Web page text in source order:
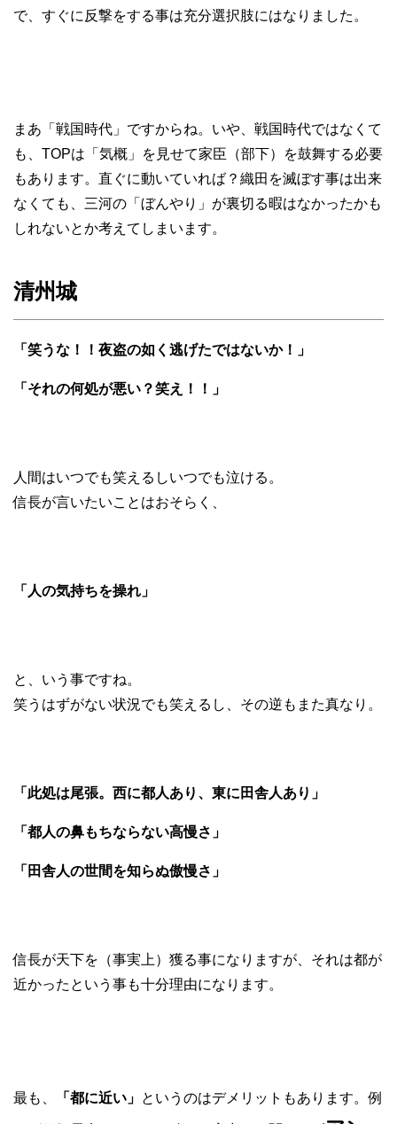
で、すぐに反撃をする事は充分選択肢にはなりました。
まあ「戦国時代」ですからね。いや、戦国時代ではなくて
も、TOPは「気概」を見せて家臣（部下）を鼓舞する必要
もあります。直ぐに動いていれば？織田を滅ぼす事は出来
なくても、三河の「ぼんやり」が裏切る暇はなかったかも
しれないとか考えてしまいます。
清州城
「笑うな！！夜盗の如く逃げたではないか！」
「それの何処が悪い？笑え！！」
人間はいつでも笑えるしいつでも泣ける。
信長が言いたいことはおそらく、
「人の気持ちを操れ」
と、いう事ですね。
笑うはずがない状況でも笑えるし、その逆もまた真なり。
「此処は尾張。西に都人あり、東に田舎人あり」
「都人の鼻もちならない高慢さ」
「田舎人の世間を知らぬ傲慢さ」
信長が天下を（事実上）獲る事になりますが、それは都が
近かったという事も十分理由になります。
最も、 「都に近い」 というのはデメリットもあります。例